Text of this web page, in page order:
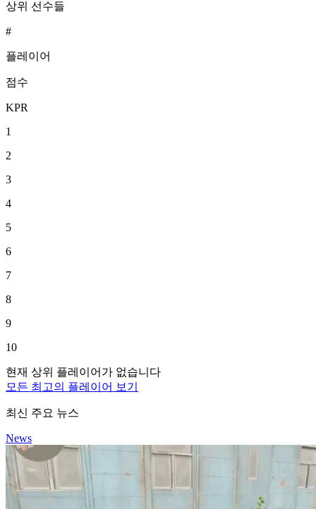
상위 선수들
#
플레이어
점수
KPR
1
2
3
4
5
6
7
8
9
10
현재 상위 플레이어가 없습니다
모든 최고의 플레이어 보기
최신 주요 뉴스
News